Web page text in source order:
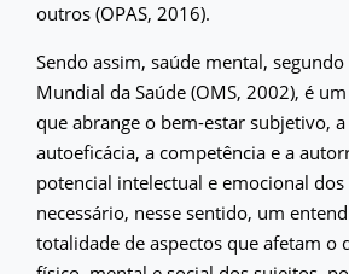
outros (OPAS, 2016).
Sendo assim, saúde mental,
Mundial da Saúde (OMS, 2002), é
que abrange o bem-estar subjetivo,
autoeficácia, a competência e a
potencial intelectual e emocional
necessário, nesse sentido, um
totalidade de aspectos que afetam o